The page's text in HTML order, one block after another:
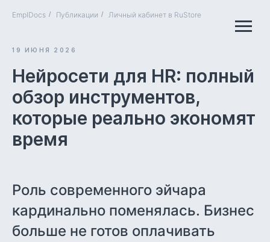
EmplDocs / Публикации / Личный кабинет в RuStore
19 ИЮНЯ 2026
Нейросети для HR: полный
обзор инструментов,
которые реально экономят
время
Роль современного эйчара
кардинально поменялась. Бизнес
больше не готов оплачивать